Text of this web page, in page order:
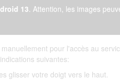
13. Attention, les images
manuellement pour l'accès au
suivantes:
glisser votre doigt vers le haut.